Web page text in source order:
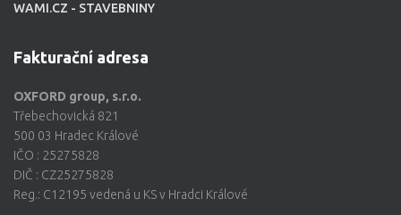
WAMI.CZ - STAVEBNINY
Fakturační adresa
OXFORD group, s.r.o.
Třebechovická 821
500 03 Hradec Králové
IČO : 25275828
DIČ : CZ25275828
Reg.: C12195 vedená u KS v Hradci Králové